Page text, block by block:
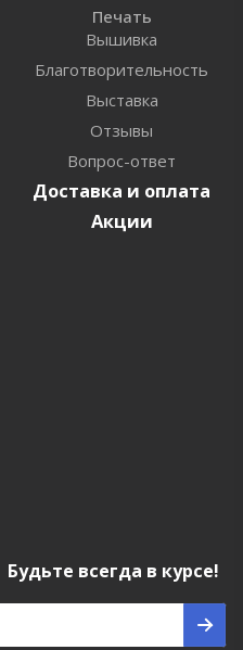
Печать
Вышивка
Благотворительность
Выставка
Отзывы
Вопрос-ответ
Доставка и оплата
Акции
Будьте всегда в курсе!